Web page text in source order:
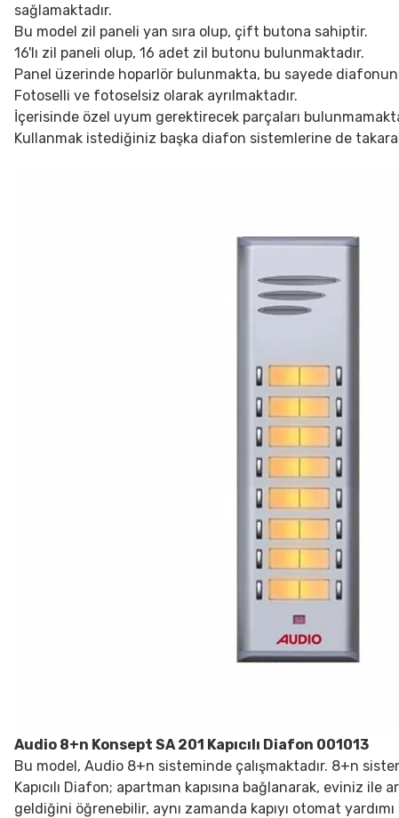
sağlamaktadır.
Bu model zil paneli yan sıra olup, çift butona sahiptir.
16'lı zil paneli olup, 16 adet zil butonu bulunmaktadır.
Panel üzerinde hoparlör bulunmakta, bu sayede
Fotoselli ve fotoselsiz olarak ayrılmaktadır.
İçerisinde özel uyum gerektirecek parçaları
Kullanmak istediğiniz başka diafon sistemlerine de
Audio 8+n Konsept SA 201 Kapıcılı Diafon 001013
Bu model, Audio 8+n sisteminde çalışmaktadır. 8+n
Kapıcılı Diafon; apartman kapısına bağlanarak, eviniz
geldiğini öğrenebilir, aynı zamanda kapıyı otomat